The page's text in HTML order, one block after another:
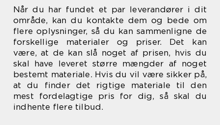
Når du har fundet et par leverandører i dit
område, kan du kontakte dem og bede om
flere oplysninger, så du kan sammenligne de
forskellige materialer og priser. Det kan
være, at de kan slå noget af prisen, hvis du
skal have leveret større mængder af noget
bestemt materiale. Hvis du vil være sikker på,
at du finder det rigtige materiale til den
mest fordelagtige pris for dig, så skal du
indhente flere tilbud.